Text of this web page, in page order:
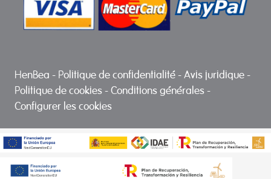
HenBea - Politique de confidentialité -Avis juridique -
Politique de cookies -Conditions générales -
Configurer les cookies